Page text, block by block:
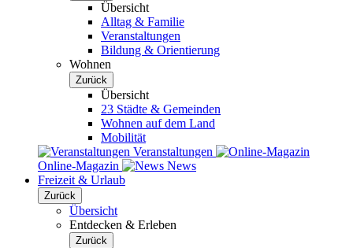
Übersicht
Alltag & Familie
Veranstaltungen
Bildung & Orientierung
Wohnen
Zurück
Übersicht
23 Städte & Gemeinden
Wohnen auf dem Land
Mobilität
Veranstaltungen
Online-Magazin
News
Freizeit & Urlaub
Zurück
Übersicht
Entdecken & Erleben
Zurück